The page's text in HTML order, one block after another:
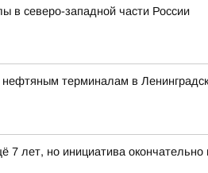
в северо-западной части России
нефтяным терминалам в
7 лет, но инициатива